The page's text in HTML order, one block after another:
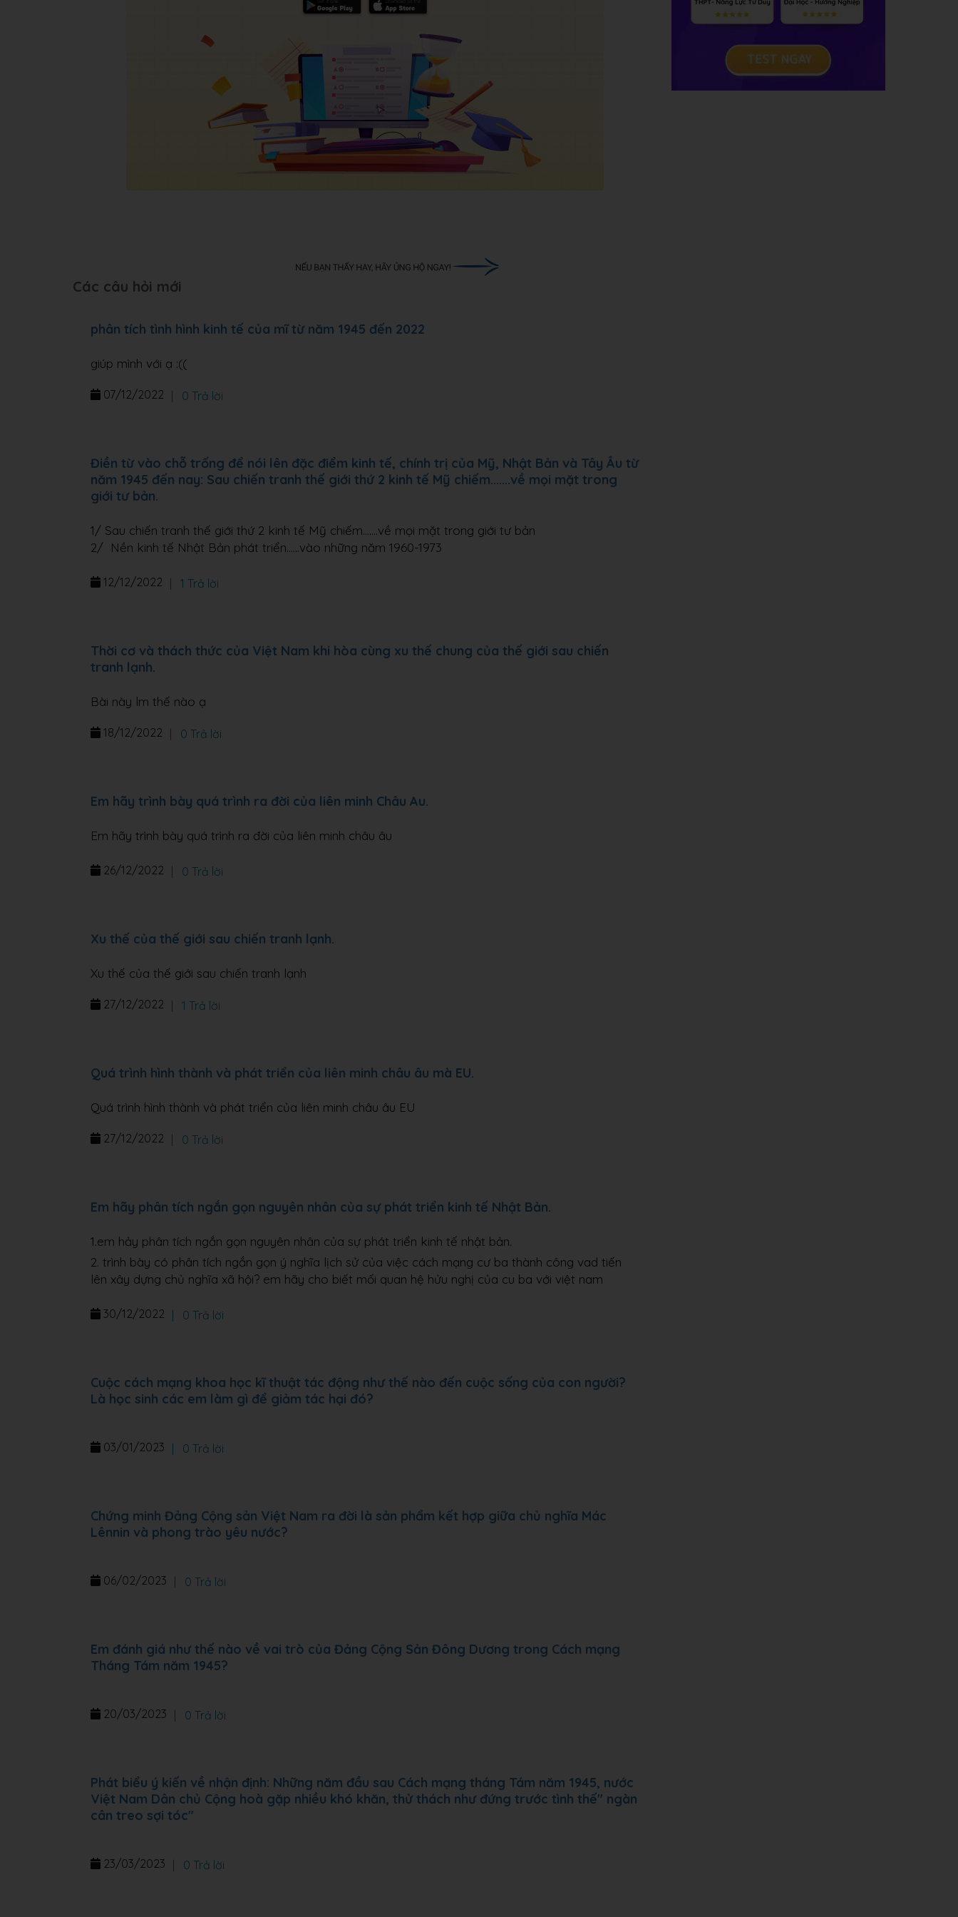
Các câu hỏi mới
phân tích tình hình kinh tế của mĩ từ năm 1945 đến 2022
giúp mình với ạ :((
07/12/2022 0 Trả lời
Điền từ vào chỗ trống để nói lên đặc điểm kinh tế, chính trị của Mỹ, Nhật Bản và Tây Âu từ
năm 1945 đến nay: Sau chiến tranh thế giới thứ 2 kinh tế Mỹ chiếm.......về mọi mặt trong
giới tư bản.
1/ Sau chiến tranh thế giới thứ 2 kinh tế Mỹ chiếm.......về mọi mặt trong giới tư bản
2/ Nền kinh tế Nhật Bản phát triển......vào những năm 1960-1973
12/12/2022 1 Trả lời
Thời cơ và thách thức của Việt Nam khi hòa cùng xu thế chung của thế giới sau chiến
tranh lạnh.
Bài này lm thế nào ạ
18/12/2022 0 Trả lời
Em hãy trình bày quá trình ra đời của liên minh Châu Au.
Em hãy trình bày quá trình ra đời của liên minh châu âu
26/12/2022 0 Trả lời
Xu thế của thế giới sau chiến tranh lạnh.
Xu thế của thế giới sau chiến tranh lạnh
27/12/2022 1 Trả lời
Quá trình hình thành và phát triển của liên minh châu âu mà EU.
Quá trình hình thành và phát triển của liên minh châu âu EU
27/12/2022 0 Trả lời
Em hãy phân tích ngắn gọn nguyên nhân của sự phát triển kinh tế Nhật Bản.
1.em hảy phân tích ngắn gọn nguyên nhân của sự phát triển kinh tế nhật bản.
2. trình bày có phân tích ngắn gọn ý nghĩa lịch sử của việc cách mạng cư ba thành công vad tiến
lên xây dựng chủ nghĩa xã hội? em hãy cho biết mối quan hệ hửu nghị của cu ba với việt nam
30/12/2022 0 Trả lời
Cuộc cách mạng khoa học kĩ thuật tác động như thế nào đến cuộc sống của con người?
Là học sinh các em làm gì để giảm tác hại đó?
03/01/2023 0 Trả lời
Chứng minh Đảng Cộng sản Việt Nam ra đời là sản phẩm kết hợp giữa chủ nghĩa Mác
Lênnin và phong trào yêu nước?
06/02/2023 0 Trả lời
Em đánh giá như thế nào về vai trò của Đảng Cộng Sản Đông Dương trong Cách mạng
Tháng Tám năm 1945?
20/03/2023 0 Trả lời
Phát biểu ý kiến về nhận định: Những năm đầu sau Cách mạng tháng Tám năm 1945, nước
Việt Nam Dân chủ Cộng hoà gặp nhiều khó khăn, thử thách như đứng trước tình thế" ngàn
cân treo sợi tóc"
23/03/2023 0 Trả lời